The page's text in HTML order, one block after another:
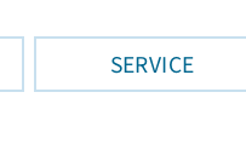
SERVICE